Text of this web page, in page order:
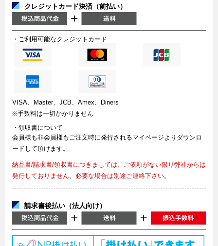
クレジットカード決済（前払い）
・ご利用可能なクレジットカード
VISA、Master、JCB、Amex、Diners
※手数料は一切かかりません
・領収書について
会員様も非会員様もご注文時に発行されるマイページよりダウンロ
ードして頂けます。
納品書/請求書/領収書につきましては、ご依頼がない限り弊社からは
発行しておりません。必要な場合は別途ご連絡下さい。
請求書後払い（法人向け）